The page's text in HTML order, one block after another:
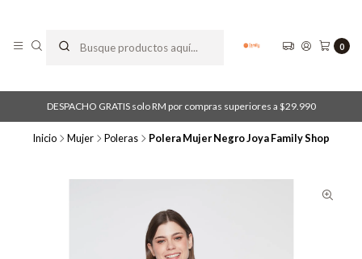
0
DESPACHO GRATIS solo RM por compras superiores a $29.990
Inicio Mujer Poleras Polera Mujer Negro Joya Family Shop